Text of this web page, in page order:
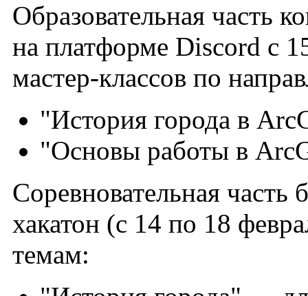
Образовательная часть
на платформе Discord с
мастер-классов по
"История города в
"Основы работы в
Соревновательная часть
хакатон (с 14 по 18
темам: